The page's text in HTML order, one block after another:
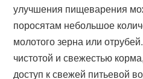
улучшения пищеварения
поросятам небольшое
молотого зерна или
чистотой и свежестью
доступ к свежей питьевой